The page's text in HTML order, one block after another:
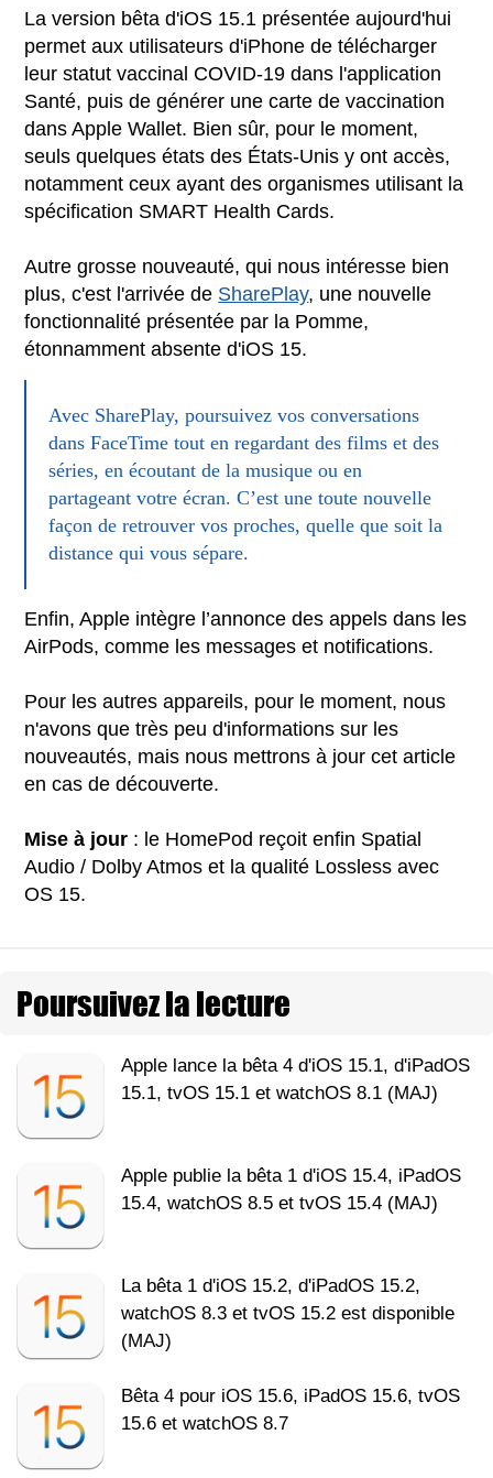
La version bêta d'iOS 15.1 présentée aujourd'hui
permet aux utilisateurs d'iPhone de télécharger
leur statut vaccinal COVID-19 dans l'application
Santé, puis de générer une carte de vaccination
dans Apple Wallet. Bien sûr, pour le moment,
seuls quelques états des États-Unis y ont accès,
notamment ceux ayant des organismes utilisant la
spécification SMART Health Cards.
Autre grosse nouveauté, qui nous intéresse bien
plus, c'est l'arrivée de SharePlay, une nouvelle
fonctionnalité présentée par la Pomme,
étonnamment absente d'iOS 15.
Avec SharePlay, poursuivez vos conversations
dans FaceTime tout en regardant des films et des
séries, en écoutant de la musique ou en
partageant votre écran. C’est une toute nouvelle
façon de retrouver vos proches, quelle que soit la
distance qui vous sépare.
Enfin, Apple intègre l’annonce des appels dans les
AirPods, comme les messages et notifications.
Pour les autres appareils, pour le moment, nous
n'avons que très peu d'informations sur les
nouveautés, mais nous mettrons à jour cet article
en cas de découverte.
Mise à jour : le HomePod reçoit enfin Spatial
Audio / Dolby Atmos et la qualité Lossless avec
OS 15.
Poursuivez la lecture
Apple lance la bêta 4 d'iOS 15.1, d'iPadOS
15.1, tvOS 15.1 et watchOS 8.1 (MAJ)
Apple publie la bêta 1 d'iOS 15.4, iPadOS
15.4, watchOS 8.5 et tvOS 15.4 (MAJ)
La bêta 1 d'iOS 15.2, d'iPadOS 15.2,
watchOS 8.3 et tvOS 15.2 est disponible
(MAJ)
Bêta 4 pour iOS 15.6, iPadOS 15.6, tvOS
15.6 et watchOS 8.7